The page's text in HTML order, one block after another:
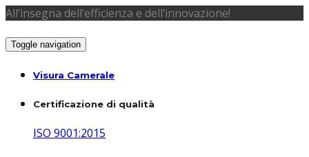
All’insegna dell’efficienza e dell’innovazione!
Toggle navigation
Visura Camerale
Certificazione di qualità
ISO 9001:2015